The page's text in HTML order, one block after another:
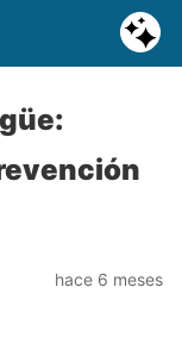
hace 6 meses